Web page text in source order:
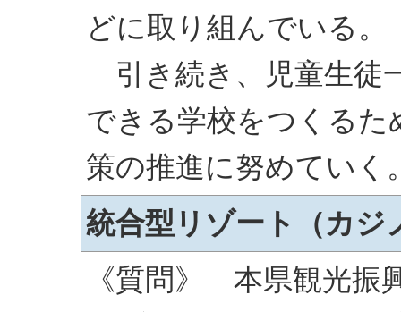
どに取り組んでいる。
引き続き、児童生徒
できる学校をつくる
策の推進に努めていく
統合型リゾート（カジ
《質問》 本県観光振